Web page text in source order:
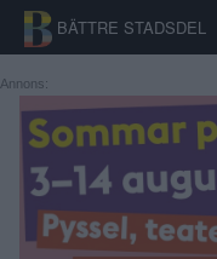
BÄTTRE STADSDEL
START
STADSDEL
Annons: